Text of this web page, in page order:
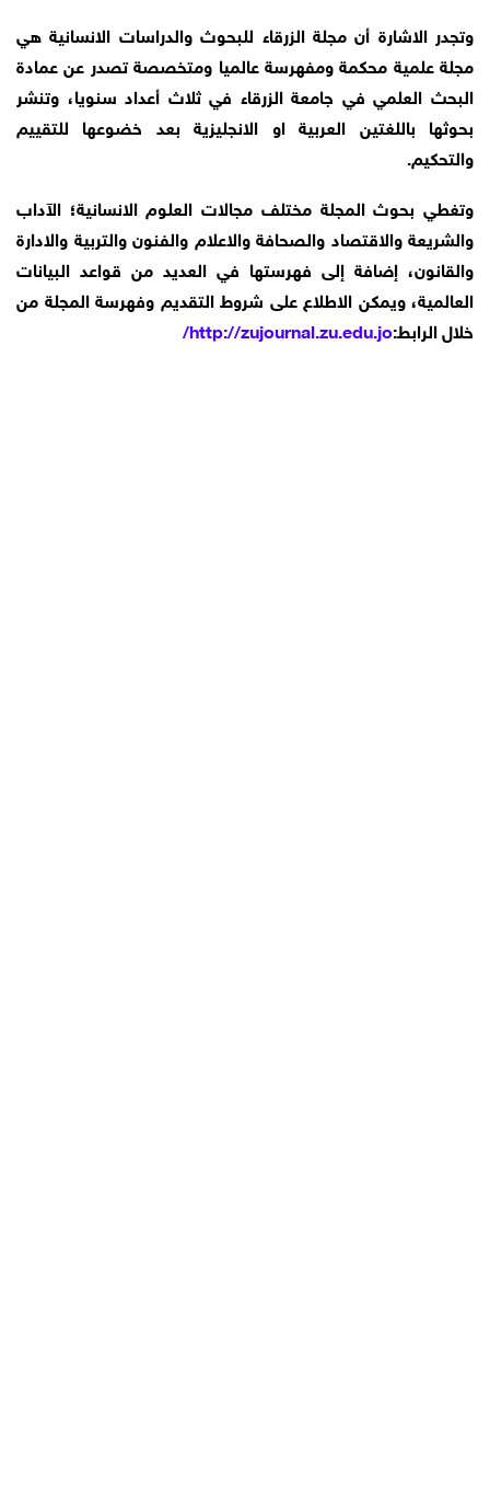
وتجدر الاشارة أن مجلة الزرقاء للبحوث والدراسات الانسانية هي
مجلة علمية محكمة ومفهرسة عالميا ومتخصصة تصدر عن عمادة
البحث العلمي في جامعة الزرقاء في ثلاث أعداد سنويا، وتنشر
بحوثها باللغتين العربية او الانجليزية بعد خضوعها للتقييم
والتحكيم.
وتغطي بحوث المجلة مختلف مجالات العلوم الانسانية؛ الآداب
والشريعة والاقتصاد والصحافة والاعلام والفنون والتربية والادارة
والقانون، إضافة إلى فهرستها في العديد من قواعد البيانات
العالمية، ويمكن الاطلاع على شروط التقديم وفهرسة المجلة من
خلال الرابط:http://zujournal.zu.edu.jo/